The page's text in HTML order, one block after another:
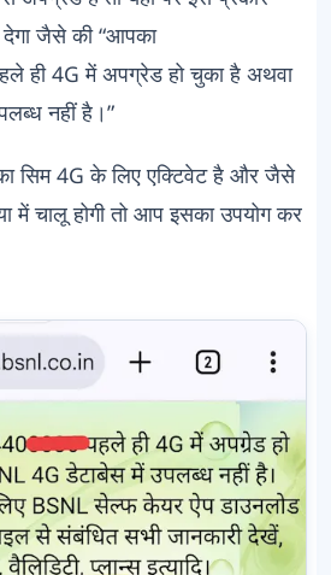
जैसे की “आपका
ही 4G में अपग्रेड हो चुका है अथवा
नहीं है।”
सिम 4G के लिए एक्टिवेट है और जैसे
में चालू होगी तो आप इसका उपयोग कर